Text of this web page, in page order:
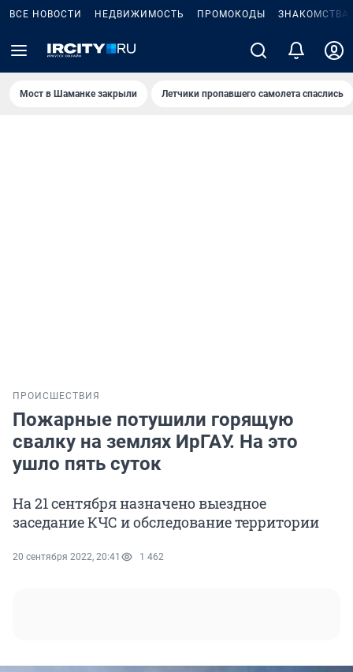
ВСЕ НОВОСТИ НЕДВИЖИМОСТЬ ПРОМОКОДЫ ЗНАКОМСТВА
Мост в Шаманке закрыли Летчики пропавшего самолета спаслись
ПРОИСШЕСТВИЯ
Пожарные потушили горящую
свалку на землях ИрГАУ. На это
ушло пять суток
На 21 сентября назначено выездное
заседание КЧС и обследование территории
20 сентября 2022, 20:41 1 462